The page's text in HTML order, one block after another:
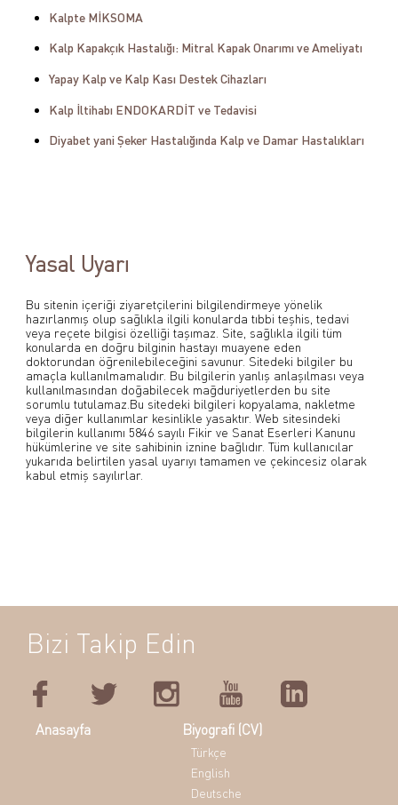
Kalpte MİKSOMA
Kalp Kapakçık Hastalığı: Mitral Kapak Onarımı ve Ameliyatı
Yapay Kalp ve Kalp Kası Destek Cihazları
Kalp İltihabı ENDOKARDİT ve Tedavisi
Diyabet yani Şeker Hastalığında Kalp ve Damar Hastalıkları
Yasal Uyarı
Bu sitenin içeriği ziyaretçilerini bilgilendirmeye yönelik
hazırlanmış olup sağlıkla ilgili konularda tıbbi teşhis, tedavi
veya reçete bilgisi özelliği taşımaz. Site, sağlıkla ilgili tüm
konularda en doğru bilginin hastayı muayene eden
doktorundan öğrenilebileceğini savunur. Sitedeki bilgiler bu
amaçla kullanılmamalıdır. Bu bilgilerin yanlış anlaşılması veya
kullanılmasından doğabilecek mağduriyetlerden bu site
sorumlu tutulamaz.Bu sitedeki bilgileri kopyalama, nakletme
veya diğer kullanımlar kesinlikle yasaktır. Web sitesindeki
bilgilerin kullanımı 5846 sayılı Fikir ve Sanat Eserleri Kanunu
hükümlerine ve site sahibinin iznine bağlıdır. Tüm kullanıcılar
yukarıda belirtilen yasal uyarıyı tamamen ve çekincesiz olarak
kabul etmiş sayılırlar.
Bizi Takip Edin
Anasayfa Biyografi (CV)
Türkçe
English
Deutsche